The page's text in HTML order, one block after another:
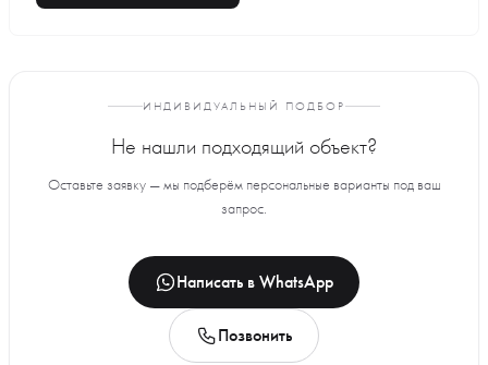
ИНДИВИДУАЛЬНЫЙ ПОДБОР
Не нашли подходящий объект?
Оставьте заявку — мы подберём персональные варианты под ваш
запрос.
Написать в WhatsApp
Позвонить